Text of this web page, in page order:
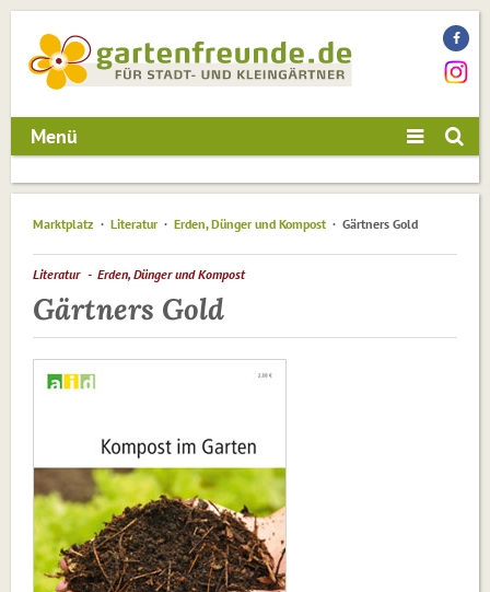
Menü
Marktplatz Literatur Erden, Dünger und Kompost Gärtners Gold
Literatur Erden, Dünger und Kompost
Gärtners Gold